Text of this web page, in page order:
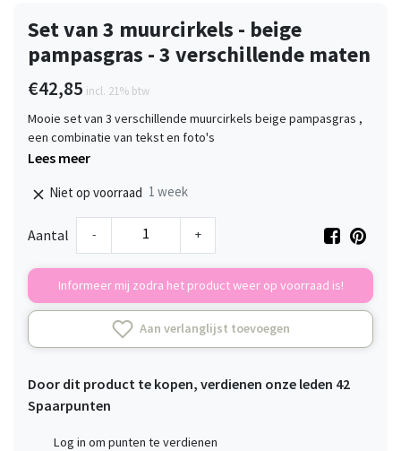
Set van 3 muurcirkels - beige
pampasgras - 3 verschillende maten
€42,85 incl. 21% btw
Mooie set van 3 verschillende muurcirkels beige pampasgras ,
een combinatie van tekst en foto's
Lees meer
Niet op voorraad 1 week
Aantal - +
Informeer mij zodra het product weer op voorraad is!
Aan verlanglijst toevoegen
Door dit product te kopen, verdienen onze leden 42
Spaarpunten
Log in om punten te verdienen